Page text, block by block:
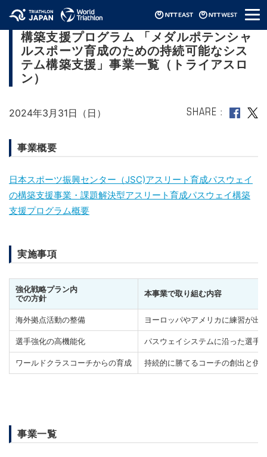
メ
ニ
ュ
JSC課題解決型アスリート育成パスウェイ
構築支援プログラム 「メダルポテンシャ
ルスポーツ育成のための持続可能なシス
テム構築支援」事業一覧（トライアスロ
ン）
2024年3月31日（日） SHARE
事業概要
日本スポーツ振興センター（JSC)アスリート育成パスウェイ
の構築支援事業・課題解決型アスリート育成パスウェイ構築
支援プログラム概要
実施事項
強化戦略プラン内
での方針
本事業で取り組む内容
海外拠点活動の整備 ヨーロッパやアメリカに練習が出
選手強化の高機能化 パスウェイシステムに沿った選手
ワールドクラスコーチからの育成 持続的に勝てるコーチの創出と併
事業一覧